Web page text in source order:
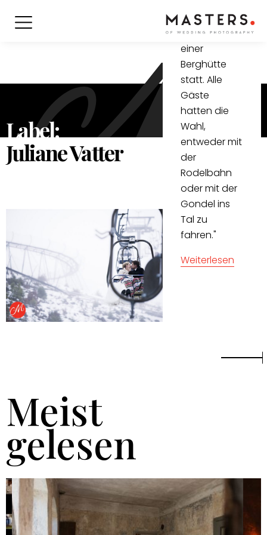
Label:
Juliane Vatter
Trauung
fand auf
einer
Berghütte
statt. Alle
Gäste
hatten die
Wahl,
entweder mit
der
Rodelbahn
oder mit der
Gondel ins
Tal zu
fahren."
Weiterlesen
Meist
gelesen